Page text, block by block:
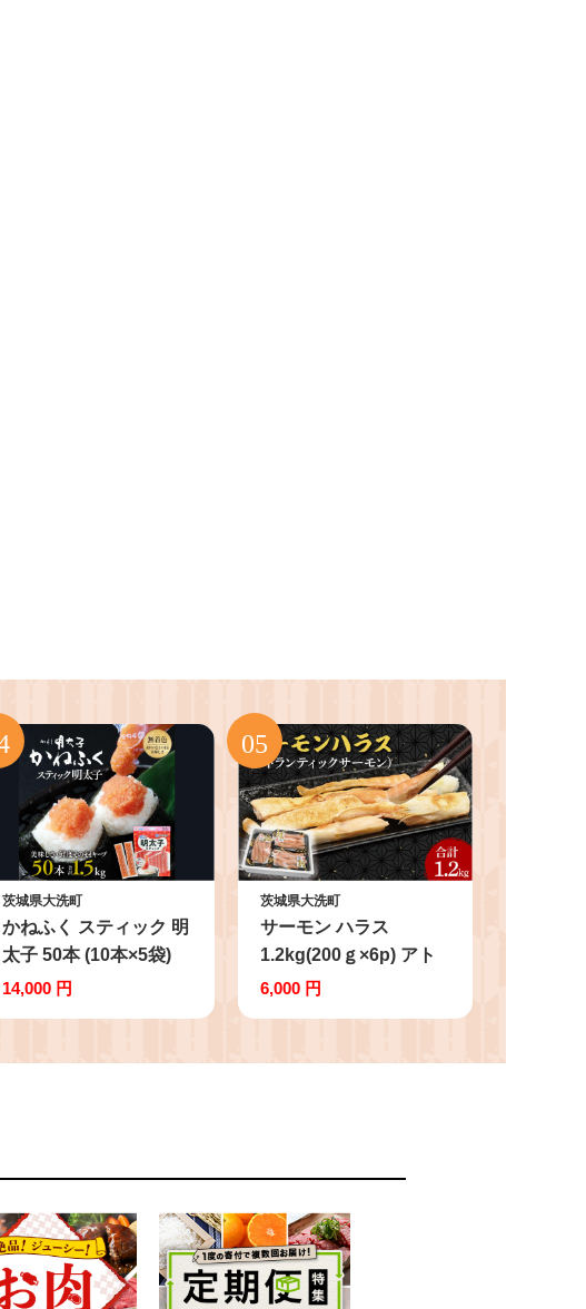
茨城県大洗町
かねふく スティック 明
太子 50本 (10本×5袋)
1.5kg ばらこ 個包装 無
ューブ 冷凍 パスタ ス
14,000 円
茨城県大洗町
サーモン ハラス
1.2kg(200ｇ×6p) アト
ランティックサーモン
凍 工場直送 おかず お
6,000 円